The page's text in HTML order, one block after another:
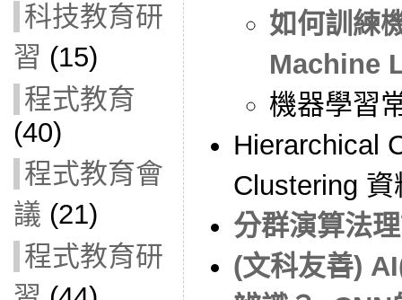
科技教育研
習 (15)
程式教育
(40)
程式教育會
議 (21)
程式教育研
如何訓練
Machine
機器學習
Hierarchical
Clustering
分群演算法
(文科友善)